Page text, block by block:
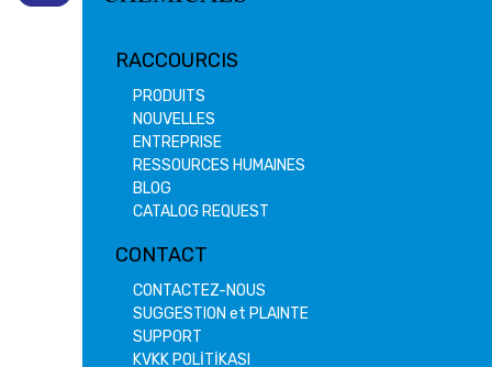
RACCOURCIS
PRODUITS
NOUVELLES
ENTREPRISE
RESSOURCES HUMAINES
BLOG
CATALOG REQUEST
CONTACT
CONTACTEZ-NOUS
SUGGESTION et PLAINTE
SUPPORT
KVKK POLİTİKASI